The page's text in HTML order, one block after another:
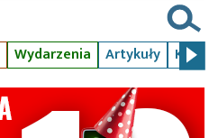
Wydarzenia Artykuły Kursy